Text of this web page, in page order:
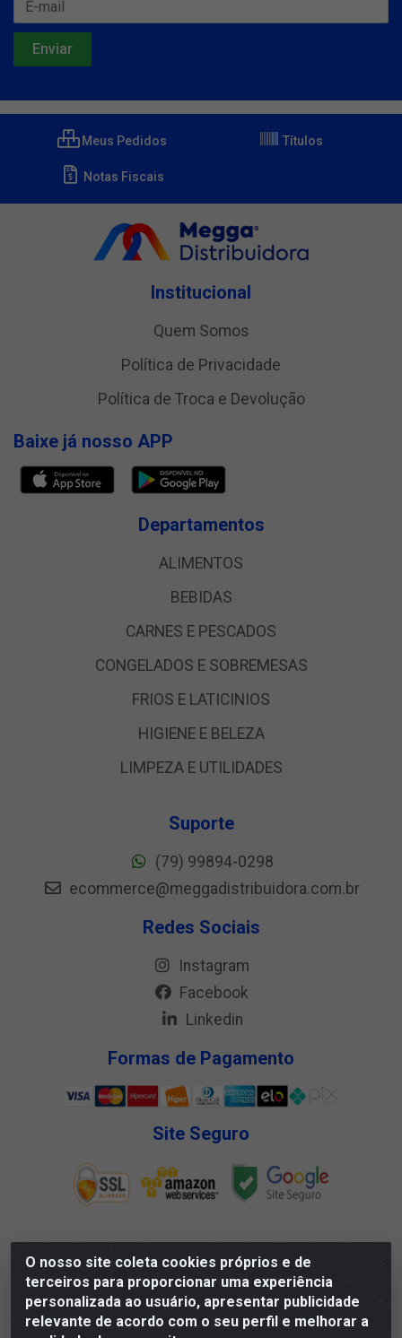
O nosso site coleta cookies próprios e de
terceiros para proporcionar uma experiência
personalizada ao usuário, apresentar publicidade
relevante de acordo com o seu perfil e melhorar a
Meus Pedidos Títulos
Notas Fiscais
Institucional
Quem Somos
Política de Privacidade
Política de Troca e Devolução
Baixe já nosso APP
Departamentos
ALIMENTOS
BEBIDAS
CARNES E PESCADOS
CONGELADOS E SOBREMESAS
FRIOS E LATICINIOS
HIGIENE E BELEZA
LIMPEZA E UTILIDADES
Suporte
(79) 99894-0298
ecommerce@meggadistribuidora.com.br
Redes Sociais
Instagram
Facebook
Linkedin
Formas de Pagamento
Site Seguro
Megga Distribuidora LTDA - Rua Deputado Jesse Ferreira
Trindade, 1328 - Matadouro, Propriá/SE - CEP 49.900-000 -
CNPJ 07.488.144/0001-88